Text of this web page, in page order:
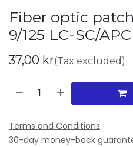
Fiber optic
9/125 LC-SC/
37,00 kr(Tax excluded)
Terms and Conditions
30-day money-back